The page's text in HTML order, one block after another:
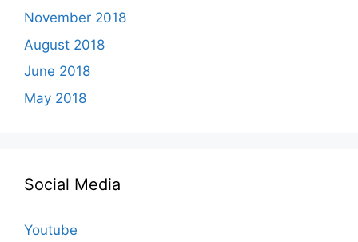
November 2018
August 2018
June 2018
May 2018
Social Media
Youtube